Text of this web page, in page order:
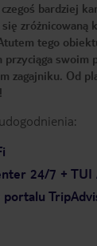
bardziej
zróżnicowaną
tego
swoim
zagajniku. Od
24/7 + TUI